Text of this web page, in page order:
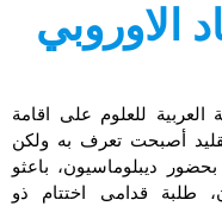
الاوروبي
العربية للعلوم على اقامة
أصبحت تعرف به ولكن
ديبلوماسيون، باعثو
طلبة قدامى اختتام ذو